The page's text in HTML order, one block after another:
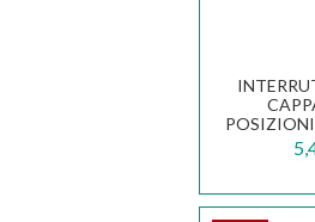
DUE